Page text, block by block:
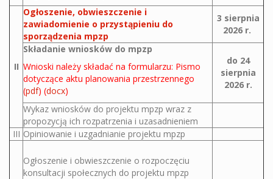
II
Ogłoszenie, obwieszczenie i
zawiadomienie o przystąpieniu do
sporządzenia mpzp
3 sierpnia
2026 r.
Składanie wniosków do mpzp
Wnioski należy składać na formularzu: Pismo
dotyczące aktu planowania przestrzennego
(pdf) (docx)
do 24
sierpnia
2026 r.
Wykaz wniosków do projektu mpzp wraz z
propozycją ich rozpatrzenia i uzasadnieniem
III Opiniowanie i uzgadnianie projektu mpzp
Ogłoszenie i obwieszczenie o rozpoczęciu
konsultacji społecznych do projektu mpzp